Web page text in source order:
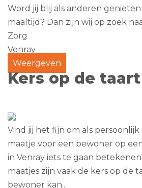
Word jij blij als anderen
maaltijd? Dan zijn wij op zoek
Zorg
Venray
Weergeven
Kers op de
Vind jij het fijn om als persoonlijk
maatje voor een bewoner op
in Venray iets te gaan
maatjes zijn vaak de kers op de
bewoner kan...